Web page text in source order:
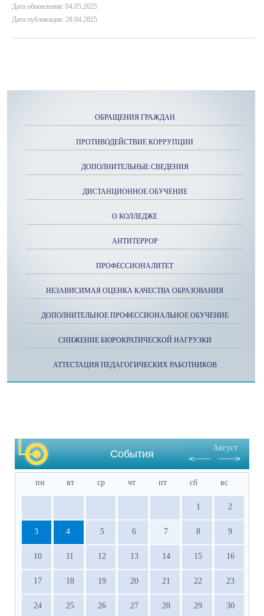
Дата обновления: 04.05.2025
Дата публикации: 28.04.2025
ОБРАЩЕНИЯ ГРАЖДАН
ПРОТИВОДЕЙСТВИЕ КОРРУПЦИИ
ДОПОЛНИТЕЛЬНЫЕ СВЕДЕНИЯ
ДИСТАНЦИОННОЕ ОБУЧЕНИЕ
О КОЛЛЕДЖЕ
АНТИТЕРРОР
ПРОФЕССИОНАЛИТЕТ
НЕЗАВИСИМАЯ ОЦЕНКА КАЧЕСТВА ОБРАЗОВАНИЯ
ДОПОЛНИТЕЛЬНОЕ ПРОФЕССИОНАЛЬНОЕ ОБУЧЕНИЕ
СНИЖЕНИЕ БЮРОКРАТИЧЕСКОЙ НАГРУЗКИ
АТТЕСТАЦИЯ ПЕДАГОГИЧЕСКИХ РАБОТНИКОВ
События
Август
пн вт ср чт пт сб вс
1 2
3 4 5 6 7 8 9
10 11 12 13 14 15 16
17 18 19 20 21 22 23
24 25 26 27 28 29 30